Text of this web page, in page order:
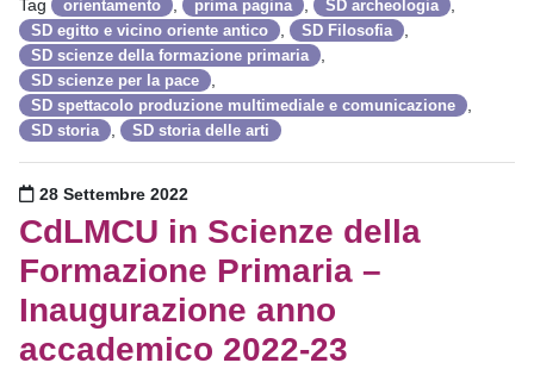
Tag
orientamento prima pagina SD archeologia
SD egitto e vicino oriente antico SD Filosofia
SD scienze della formazione primaria
SD scienze per la pace
SD spettacolo produzione multimediale e comunicazione
SD storia SD storia delle arti
Pubblicato il
28 Settembre 2022
CdLMCU in Scienze della
Formazione Primaria –
Inaugurazione anno
accademico 2022-23